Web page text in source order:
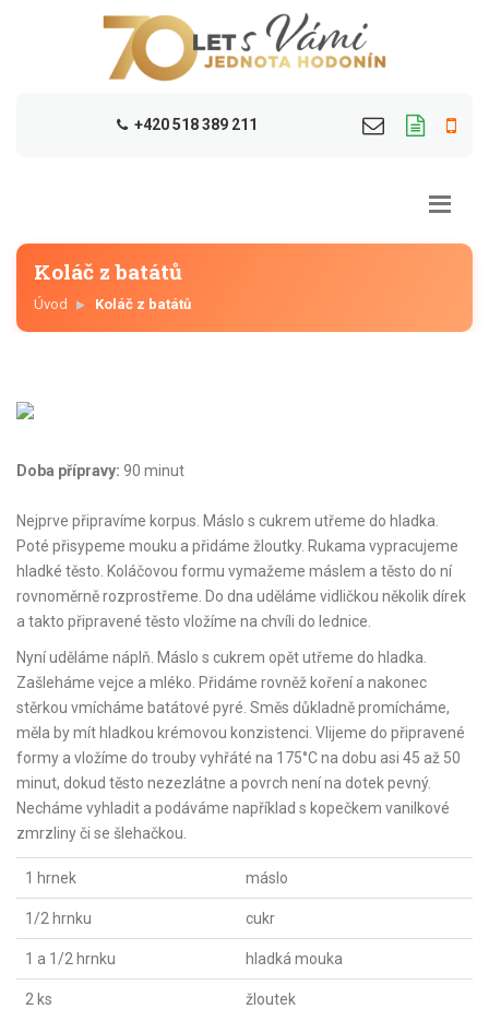
+420 518 389 211
Koláč z batátů
Úvod Koláč z batátů
Doba přípravy: 90 minut
Nejprve připravíme korpus. Máslo s cukrem utřeme do hladka.
Poté přisypeme mouku a přidáme žloutky. Rukama vypracujeme
hladké těsto. Koláčovou formu vymažeme máslem a těsto do ní
rovnoměrně rozprostřeme. Do dna uděláme vidličkou několik dírek
a takto připravené těsto vložíme na chvíli do lednice.
Nyní uděláme náplň. Máslo s cukrem opět utřeme do hladka.
Zašleháme vejce a mléko. Přidáme rovněž koření a nakonec
stěrkou vmícháme batátové pyré. Směs důkladně promícháme,
měla by mít hladkou krémovou konzistenci. Vlijeme do připravené
formy a vložíme do trouby vyhřáté na 175°C na dobu asi 45 až 50
minut, dokud těsto nezezlátne a povrch není na dotek pevný.
Necháme vyhladit a podáváme například s kopečkem vanilkové
zmrzliny či se šlehačkou.
1 hrnek máslo
1/2 hrnku cukr
1 a 1/2 hrnku hladká mouka
2 ks žloutek